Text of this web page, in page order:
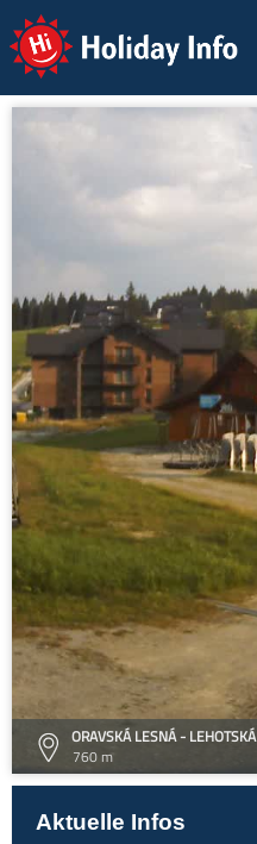
Holiday Info
ORAVSKÁ LESNÁ - LEHOTSKÁ
760 m
Aktuelle Infos